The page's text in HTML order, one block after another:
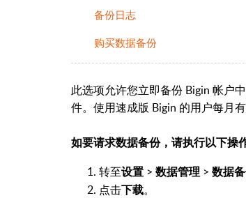
备份日志
购买数据备份
此选项允许您立即备份 Bigin 帐户
件。使用速成版 Bigin 的用户每月有
如要请求数据备份，请执行以下操
转至设置 > 数据管理 > 数据
点击 下载。